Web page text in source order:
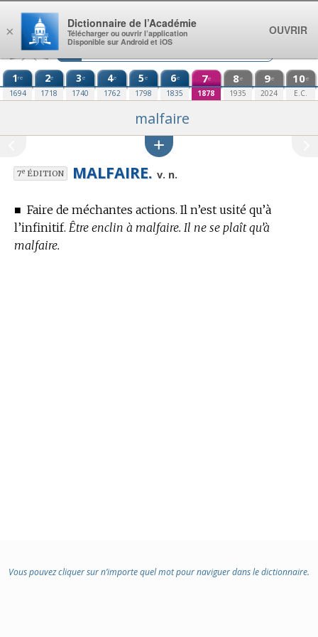
Aller au contenu
1re
1694
2e
1718
3e
1740
4e
1762
5e
1798
6e
1835
7e
1878
8e
1935
9e
2024
10e
E.C.
malfaire
7eÉDITION MALFAIRE. v. n.
■ Faire de méchantes actions. Il n’est usité qu’à
l’infinitif. Être enclin à malfaire. Il ne se plaît qu’à
malfaire.
Vous pouvez cliquer sur n’importe quel mot pour naviguer dans le dictionnaire.
×
Dictionnaire de l’Académie
Télécharger ou ouvrir l’application
Disponible sur Android et iOS
OUVRIR